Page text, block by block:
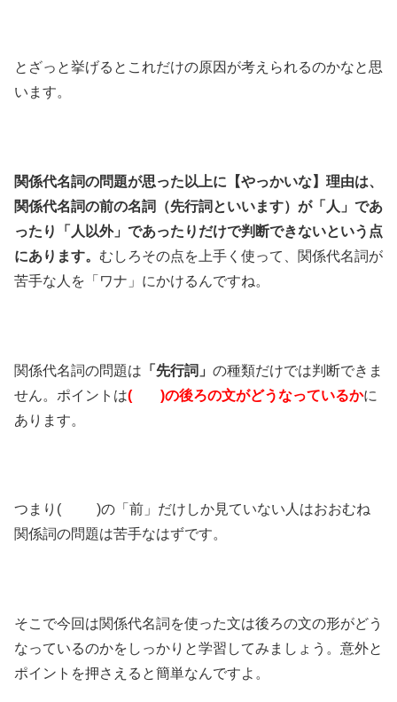
とざっと挙げるとこれだけの原因が考えられるのかなと思
います。
関係代名詞の問題が思った以上に【やっかいな】理由は、
関係代名詞の前の名詞（先行詞といいます）が「人」であ
ったり「人以外」であったりだけで判断できないという点
にあります。 むしろその点を上手く使って、関係代名詞が
苦手な人を「ワナ」にかけるんですね。
関係代名詞の問題は 「先行詞」 の種類だけでは判断できま
せん。ポイントは( )の後ろの文がどうなっているかに
あります。
つまり( )の「前」だけしか見ていない人はおおむね
関係詞の問題は苦手なはずです。
そこで今回は関係代名詞を使った文は後ろの文の形がどう
なっているのかをしっかりと学習してみましょう。意外と
ポイントを押さえると簡単なんですよ。